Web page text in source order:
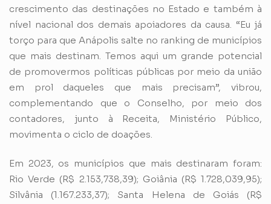
crescimento das destinações no Estado e também à
nível nacional dos demais apoiadores da causa. “Eu já
torço para que Anápolis salte no ranking de municípios
que mais destinam. Temos aqui um grande potencial
de promovermos políticas públicas por meio da união
em prol daqueles que mais precisam”, vibrou,
complementando que o Conselho, por meio dos
contadores, junto à Receita, Ministério Público,
movimenta o ciclo de doações.
Em 2023, os municípios que mais destinaram foram:
Rio Verde (R$ 2.153,738,39); Goiânia (R$ 1.728,039,95);
Silvânia (1.167.233,37); Santa Helena de Goiás (R$